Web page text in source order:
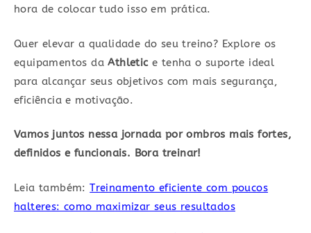
hora de colocar tudo isso em prática.
Quer elevar a qualidade do seu treino? Explore os
equipamentos daAthletice tenha o suporte ideal
para alcançar seus objetivos com mais segurança,
eficiência e motivação.
Vamos juntos nessa jornada por ombros mais fortes,
definidos e funcionais. Bora treinar!
Leia também:Treinamento eficiente com poucos
halteres: como maximizar seus resultados